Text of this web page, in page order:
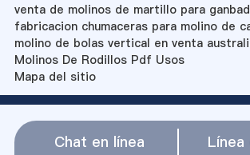
venta de molinos de martillo para
fabricacion chumaceras para molino de
molino de bolas vertical en venta
Molinos De Rodillos Pdf Usos
Mapa del sitio
Chat en línea